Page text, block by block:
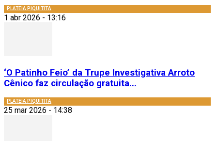
PLATEIA PIQUITITA
1 abr 2026 - 13:16
‘O Patinho Feio’ da Trupe Investigativa Arroto
Cênico faz circulação gratuita...
PLATEIA PIQUITITA
25 mar 2026 - 14:38